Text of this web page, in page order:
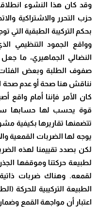
وقد كان هذا النشوء
حزب التحرر والاشتراكية
بحكم التركيبة الطبقية التي
وواقع الجمود التنظيمي
النضالي الجماهيري، ما جعل
صفوف الطلبة وبعض الفئات
نناقش هنا صحة أو عدم صحة
كان الأمر فإننا أمام واقع
قوة يحسب لها حسابها
تتضمنها تقاريرها بكيفية
يوجه لها الضربات القمعية
لكن بصدد تقييمنا لهذه
لطبيعة حركتنا وموقفها
لقمعه. وهناك ضربات
الطبيعة التركيبية للحركة
اعتبار أن مواجهة القمع